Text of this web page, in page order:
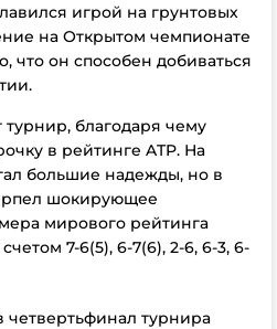
игрой на грунтовых
на Открытом чемпионате
что он способен добиваться
благодаря чему
в рейтинге ATP. На
большие надежды, но в
шокирующее
мирового рейтинга
7-6(5), 6-7(6), 2-6, 6-3, 6-
турнира